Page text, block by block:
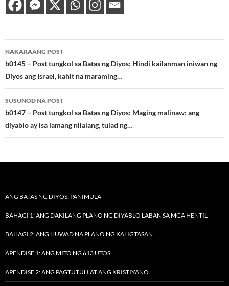
Post
navigation
NAKARAANG POST
b0145 – Post tungkol sa Batas ng Diyos: Hindi kailanman iniwan ng
Diyos ang Israel, kahit na maraming…
SUSUNOD NA POST
b0147 – Post tungkol sa Batas ng Diyos: Maging malinaw: ang
diyablo ay isa lamang nilalang, tulad ng…
ANG BATAS NG DIYOS: PANIMULA
BAHAGI 1: ANG DAKILANG PLANO NG DIYABLO LABAN SA MGA HENTIL
BAHAGI 2: ANG HUWAD NA PLANO NG KALIGTASAN
APENDISE 1: ANG MITO NG 613 UTOS
APENDISE 2: ANG PAGTUTULI AT ANG KRISTIYANO